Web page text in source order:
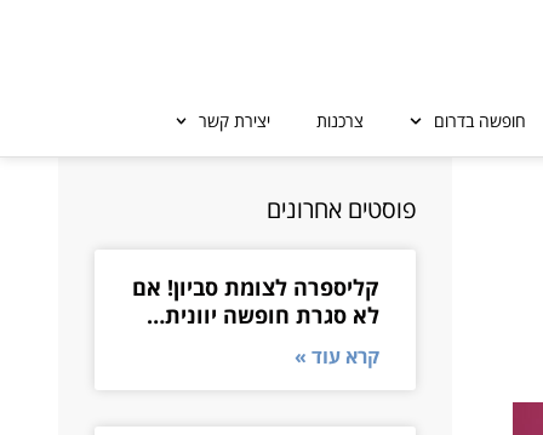
חופשה בדרום צרכנות יצירת קשר
פוסטים אחרונים
קליספרה לצומת סביון! אם
לא סגרת חופשה יוונית…
קרא עוד »